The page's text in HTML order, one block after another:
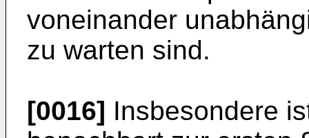
voneinander
zu warten sind.
[0016] Insbesondere